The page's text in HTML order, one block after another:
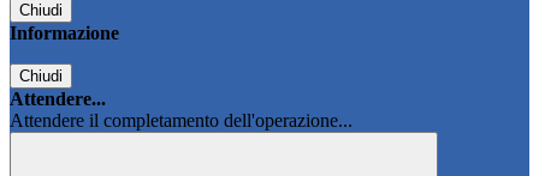
Chiudi
Informazione
Chiudi
Attendere...
Attendere il completamento dell'operazione...